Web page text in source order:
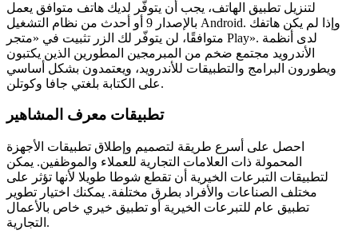
لتنزيل تطبيق الهاتف، يجب أن يتوفّر لديك هاتف متوافق يعمل
بالإصدار 9 أو أحدث من نظام التشغيل Android. وإذا لم يكن هاتفك
متوافقًا، لن يتوفّر لك الزر تثبيت في «متجر Play». لدى أنظمة
الأندرويد مجتمع ضخم من المبرمجين المطورين الذين يكتبون
ويطورون البرامج والتطبيقات للأندرويد، ويعتمدون بشكل أساسي
على الكتابة بلغتي جافا وكوتلن.
تطبيقات معرف المشاهير
احصل على أسرع طريقة لتصميم وإطلاق تطبيقات الأجهزة
المحمولة ذات العلامات التجارية للعملاء والموظفين. يمكن
لتطبيقات التبرعات الخيرية أن تقطع شوطا طويلا لأنها تؤثر على
مختلف الصناعات والأفراد بطرق مختلفة. يمكنك اختيار تطوير
تطبيق عام للتبرعات الخيرية أو تطبيق خيري خاص بالأعمال
التجارية.